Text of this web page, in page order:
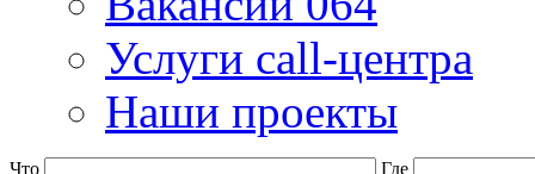
Услуги call-центра
Наши проекты
Что Где